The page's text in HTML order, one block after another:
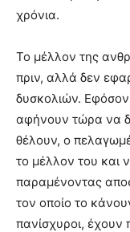
χρόνια.
Το μέλλον της
πριν, αλλά δεν
δυσκολιών. Εφόσον
αφήνουν τώρα να
θέλουν, ο
το μέλλον του και
παραμένοντας
τον οποίο το
πανίσχυροι, έχουν